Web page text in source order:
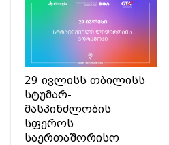
29 ივლისს თბილისს
სტუმარ-
მასპინძლობის
სფეროს
საერთაშორისო